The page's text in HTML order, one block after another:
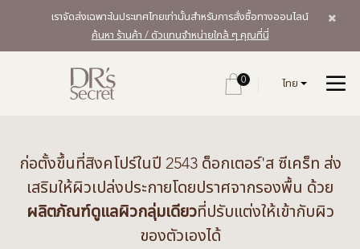
เราจัดส่งเฉพาะในประเทศไทยเท่านั้นสำหรับการสั่งซื้อทางออนไลน์
ค้นหา ร้านค้า / ตัวแทนจำหน่ายใกล้ ๆ คุณที่นี่
0 ไทย
ก่อตั้งขึ้นที่สิงคโปร์ในปี 2543 ด็อกเตอร์'ส ซีเคร็ท ส่ง
เสริมให้ผิวเปล่งประกายโดยปราศจากรองพื้น ด้วย
ผลิตภัณฑ์ดูแลผิวกลุ่มเดียวที่ปรับแต่งให้เข้ากับผิว
ของตัวเองได้